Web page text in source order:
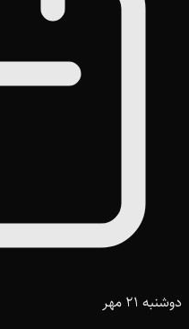
دوشنبه 21 مهر